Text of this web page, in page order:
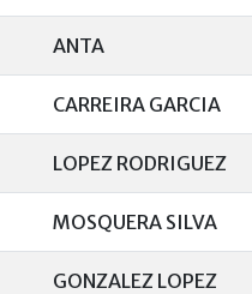
ANTA
CARREIRA GARCIA
LOPEZ RODRIGUEZ
MOSQUERA SILVA
GONZALEZ LOPEZ